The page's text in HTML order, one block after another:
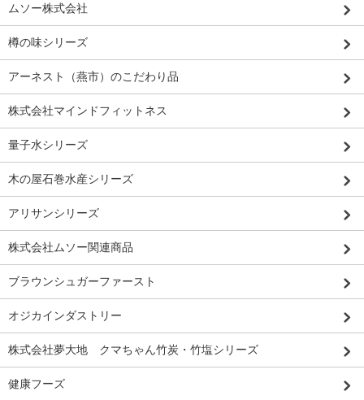
ムソー株式会社
樽の味シリーズ
アーネスト（燕市）のこだわり品
株式会社マインドフィットネス
量子水シリーズ
木の屋石巻水産シリーズ
アリサンシリーズ
株式会社ムソー関連商品
ブラウンシュガーファースト
オジカインダストリー
株式会社夢大地 クマちゃん竹炭・竹塩シリーズ
健康フーズ